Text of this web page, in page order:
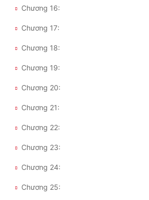
Chương 16:
Chương 17:
Chương 18:
Chương 19:
Chương 20:
Chương 21:
Chương 22:
Chương 23:
Chương 24:
Chương 25: